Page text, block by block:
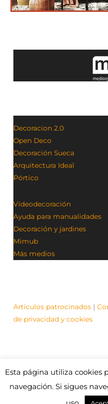
Decoracion 2.0
Open Deco
Decoración Sueca
Arquitectura Ideal
Pórtico
Videodecoración
Ayuda para manualidades
Decoración y jardines
Mimub
Más medios
Artículos patrocinados |
de privacidad y cookies
© Contenidos bajo licencia
1995-2021 Medios y Redes
Esta página utiliza cookies
navegación. Si sigues